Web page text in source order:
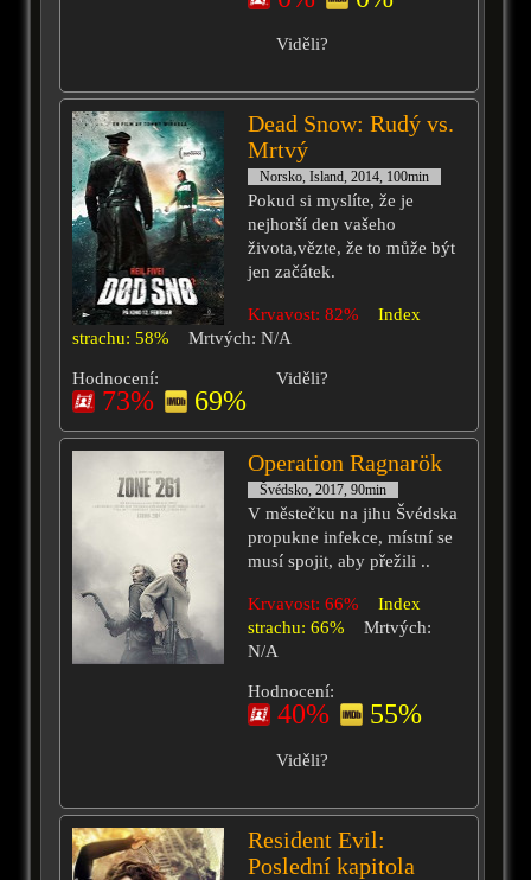
Viděli?
Dead Snow: Rudý vs.
Mrtvý
Norsko, Island, 2014, 100min
Pokud si myslíte, že je
nejhorší den vašeho
života,vězte, že to může být
jen začátek.
Krvavost: 82%
Index
strachu: 58%
Mrtvých: N/A
Hodnocení:
73% 69%
Viděli?
Operation Ragnarök
Švédsko, 2017, 90min
V městečku na jihu Švédska
propukne infekce, místní se
musí spojit, aby přežili ..
Krvavost: 66%
Index
strachu: 66%
Mrtvých:
N/A
Hodnocení:
40% 55%
Viděli?
Resident Evil:
Poslední kapitola